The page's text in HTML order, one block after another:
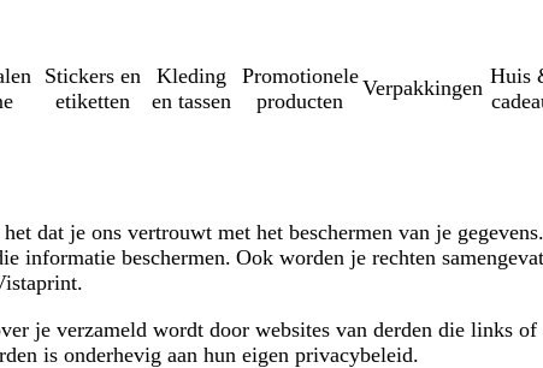
Stickers en
etiketten
Kleding
en tassen
Promotionele
producten
Verpakkingen
Huis
dat je ons vertrouwt met het beschermen van je
informatie beschermen. Ook worden je rechten
je verzameld wordt door websites van derden die links
is onderhevig aan hun eigen privacybeleid.